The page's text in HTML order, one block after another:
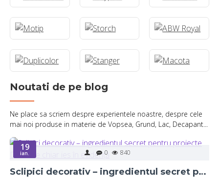
Noutati de pe blog
Ne place sa scriem despre experientele noastre, despre cele
mai noi produse in materie de Vopsea, Grund, Lac, Decapant...
19
ian. 0 840
Sclipici decorativ – ingredientul secret pentru proiecte DIY care chiar ies în evidență